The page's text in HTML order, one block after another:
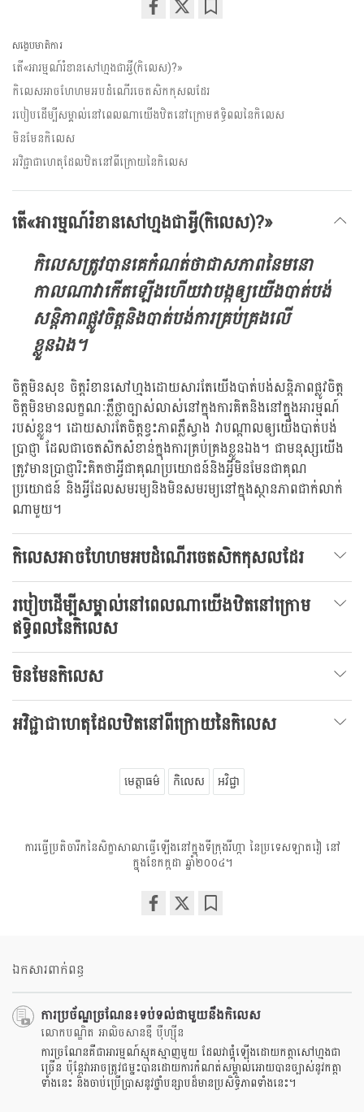
facebook
សង្ខេបមាតិការ
តើ«អារម្មណ៍រំខានសៅហ្មងជាអ្វី(កិលេស)?»
កិលេសអាចហែហមអបដំណើរចេតសិកកុសលដែរ
របៀបដើម្បីសម្គាល់នៅពេលណាយើងឋិតនៅក្រោមឥទ្ធិពលនៃកិលេស
មិនមែនកិលេស
អវិជ្ជាជាហេតុដែលឋិតនៅពីក្រោយនៃកិលេស
តើ«អារម្មណ៍រំខានសៅហ្មងជាអ្វី(កិលេស)?»
កិលេសត្រូវបានគេកំណត់ថាជាសភាពនៃមនោ
កាលណាវាកើតឡើងហើយវាបង្កឲ្យយើងបាត់បង់
សន្តិភាពផ្លូវចិត្តនិងបាត់បង់ការគ្រប់គ្រងលើ
ខ្លួនឯង។
ចិត្តមិនសុខ ចិត្តរំខានសៅហ្មងដោយសារតែយើងបាត់បង់សន្តិភាពផ្លូវចិត្ត
ចិត្តមិនមានលក្ខណៈភ្លឺថ្លាច្បាស់លាស់នៅក្នុងការគិតនិងនៅក្នុ្ងងអារម្មណ៍
របស់ខ្លួន។ ដោយសារតែចិត្តខ្វះភាពភ្លឺស្វាង វាបណ្តាលឲ្យយើងបាត់បង់
ប្រាជ្ញា ដែលជាចេតសិកសំខាន់ក្នុងការគ្រប់គ្រងខ្លួនឯង។ ជាមនុស្សយើង
ត្រូវមានប្រាជ្ញារិះគិតថាអ្វីជាគុណប្រយោជន៍និងអ្វីមិនមែនជាគុណ
ប្រយោជន៍ និងអ្វីដែលសមរម្យនិងមិនសមរម្យនៅក្នុងស្ថានភាពជាក់លាក់
ណាមួយ។
កិលេសអាចហែហមអបដំណើរចេតសិកកុសលដែរ
របៀបដើម្បីសម្គាល់នៅពេលណាយើងឋិតនៅក្រោម
ឥទ្ធិពលនៃកិលេស
មិនមែនកិលេស
អវិជ្ជាជាហេតុដែលឋិតនៅពីក្រោយនៃកិលេស
មេត្តាធម៌ កិលេស អវិជ្ជា
ការធ្វើប្រតិចារឹកនៃសិក្ខាសាលាធ្វើឡើងនៅក្នុងទីក្រុងរីហ្កា នៃប្រទេសឡាតវៀ នៅ
ក្នុងខែកក្កដា ឆ្នាំ២០០៤។
ឯកសារពាក់ពន្ធ
ការប្រច័ណ្ឌច្រណែន៖ទប់ទល់ជាមួយនឹងកិលេស
លោកបណ្ឌិត អាលិចសានឌឺ បុឺហ្សុីន
ការច្រណែនគឺជាអារម្មណ៍ស្មុគស្មាញមួយ ដែលវាផ្គុំឡើងដោយកត្តាសៅហ្មងជា
ច្រើន ប៉ុន្តែវាអាចត្រូវជម្នះបានដោយការកំណត់សម្គាល់អោយបានច្បាស់នូវកត្តា
ទាំងនេះ និងចាប់ប្រើប្រាសនូវថ្នាំបន្សាបដ៏មានប្រសិទ្ធិភាពទាំងនេះ។